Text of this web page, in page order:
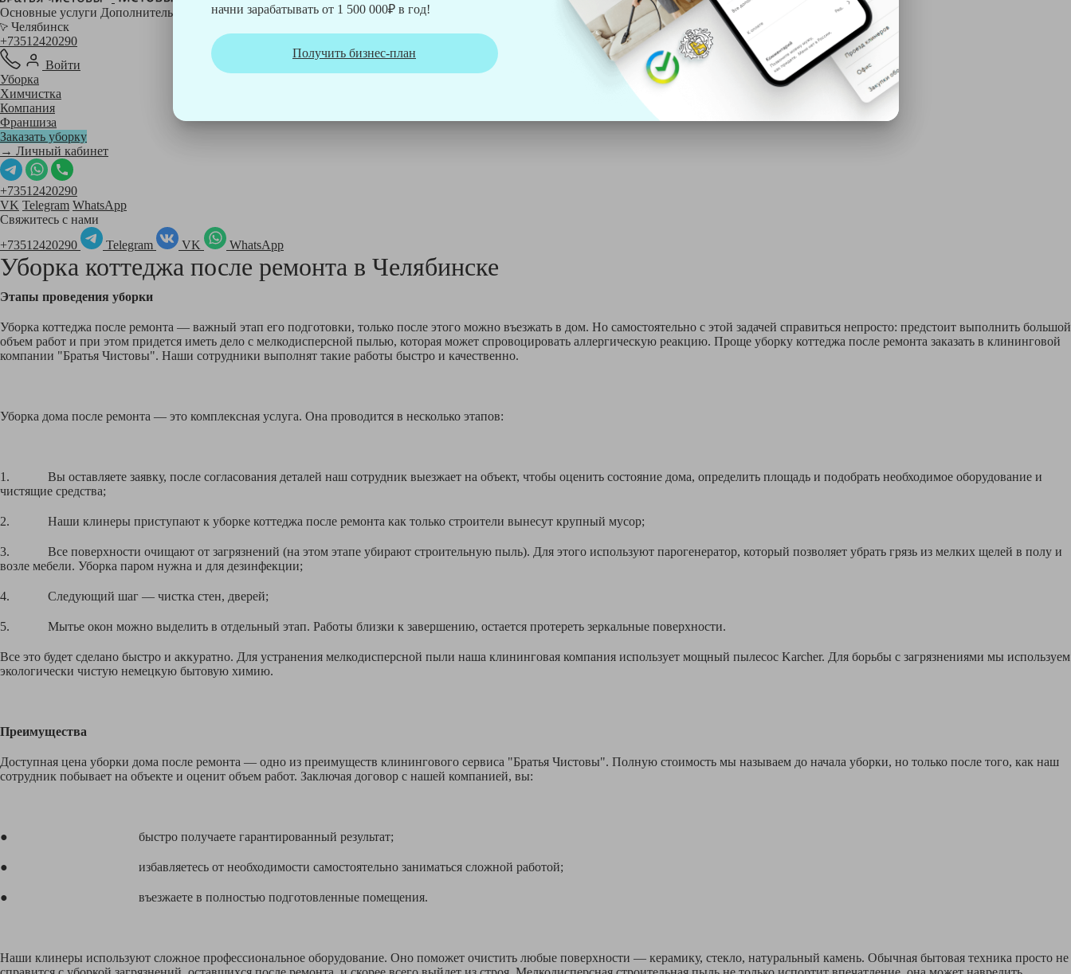
начни зарабатывать от 1 500 000₽ в год!
Получить бизнес-план
Основные услуги Дополнительные
Челябинск
+73512420290
Войти
Уборка
Химчистка
Компания
Франшиза
Заказать уборку
→ Личный кабинет
+73512420290
VK Telegram WhatsApp
Свяжитесь с нами
+73512420290
Telegram VK WhatsApp
Уборка коттеджа после ремонта в Челябинске
Этапы проведения уборки
Уборка коттеджа после ремонта — важный этап его подготовки, только после этого можно въезжать в дом. Но самостоятельно с этой задачей справиться непросто: предстоит выполнить большой
объем работ и при этом придется иметь дело с мелкодисперсной пылью, которая может спровоцировать аллергическую реакцию. Проще уборку коттеджа после ремонта заказать в клининговой
компании "Братья Чистовы". Наши сотрудники выполнят такие работы быстро и качественно.
Уборка дома после ремонта — это комплексная услуга. Она проводится в несколько этапов:
1. Вы оставляете заявку, после согласования деталей наш сотрудник выезжает на объект, чтобы оценить состояние дома, определить площадь и подобрать необходимое оборудование и
чистящие средства;
2. Наши клинеры приступают к уборке коттеджа после ремонта как только строители вынесут крупный мусор;
3. Все поверхности очищают от загрязнений (на этом этапе убирают строительную пыль). Для этого используют парогенератор, который позволяет убрать грязь из мелких щелей в полу и
возле мебели. Уборка паром нужна и для дезинфекции;
4. Следующий шаг — чистка стен, дверей;
5. Мытье окон можно выделить в отдельный этап. Работы близки к завершению, остается протереть зеркальные поверхности.
Все это будет сделано быстро и аккуратно. Для устранения мелкодисперсной пыли наша клининговая компания использует мощный пылесос Karcher. Для борьбы с загрязнениями мы используем
экологически чистую немецкую бытовую химию.
Преимущества
Доступная цена уборки дома после ремонта — одно из преимуществ клинингового сервиса "Братья Чистовы". Полную стоимость мы называем до начала уборки, но только после того, как наш
сотрудник побывает на объекте и оценит объем работ. Заключая договор с нашей компанией, вы:
● быстро получаете гарантированный результат;
● избавляетесь от необходимости самостоятельно заниматься сложной работой;
● въезжаете в полностью подготовленные помещения.
Наши клинеры используют сложное профессиональное оборудование. Оно поможет очистить любые поверхности — керамику, стекло, натуральный камень. Обычная бытовая техника просто не